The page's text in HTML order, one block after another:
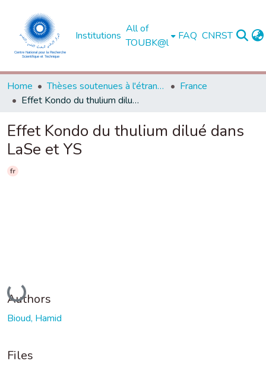
Institutions
All of
TOUBK@l
FAQ CNRST
Home Thèses soutenues à l'étranger
France
Effet Kondo du thulium dilué dans LaSe et YS
Effet Kondo du thulium dilué dans
LaSe et YS
fr
Loading...
Authors
Bioud, Hamid
Files